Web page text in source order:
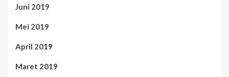
Juni 2019
Mei 2019
April 2019
Maret 2019